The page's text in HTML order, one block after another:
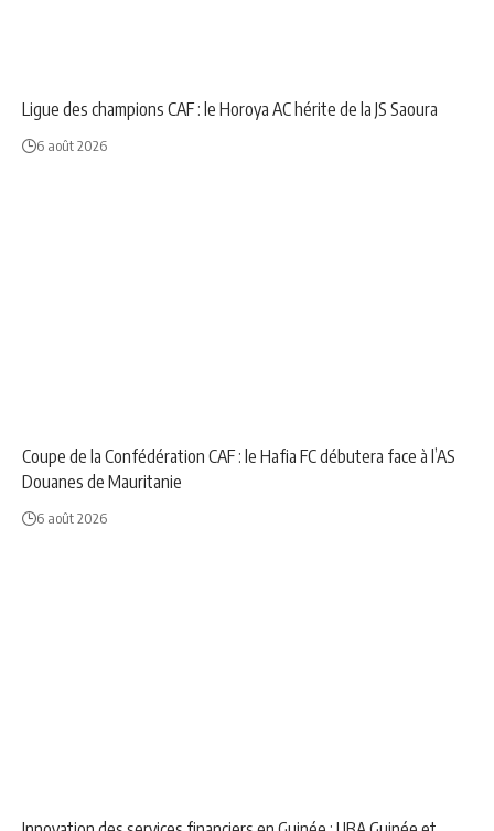
Ligue des champions CAF : le Horoya AC hérite de la JS Saoura
6 août 2026
Coupe de la Confédération CAF : le Hafia FC débutera face à l’AS
Douanes de Mauritanie
6 août 2026